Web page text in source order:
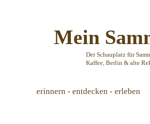
Mein
Der Schauplatz für
Kaffee, Berlin & alte
erinnern - entdecken - erleben